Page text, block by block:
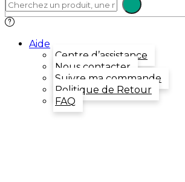
Aide
Centre d’assistance
Nous contacter
Suivre ma commande
Politique de Retour
FAQ